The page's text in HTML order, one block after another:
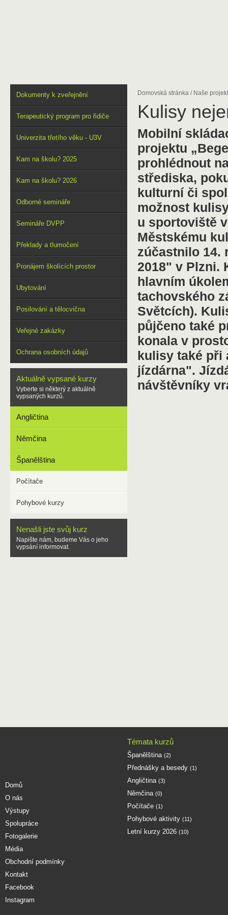
Dokumenty k zveřejnění
Terapeutický program pro řidiče
Univerzita třetího věku - U3V
Kam na školu? 2025
Kam na školu? 2026
Odborné semináře
Semináře DVPP
Překlady a tlumočení
Pronájem školících prostor
Ubytování
Posilování a tělocvična
Veřejné zakázky
Ochrana osobních údajů
Aktuálně vypsané kurzy
Vyberte si některý z aktuálně
vypsaných kurzů.
Angličtina
Němčina
Španělština
Počítače
Pohybové kurzy
Nenašli jste svůj kurz
Napište nám, budeme Vás o jeho
vypsání informovat.
Domovská stránka / Naše
Kulisy
Mobilní
projektu
prohlédnout
střediska,
kulturní či
možnost
u sportoviště
Městskému
zúčastnilo 14.
2018" v Plzni.
hlavním
tachovského
Světcích).
půjčeno také
konala v
kulisy také při
jízdárna".
návštěvníky
Domů
O nás
Výstupy
Spolupráce
Fotogalerie
Média
Obchodní podmínky
Kontakt
Facebook
Instagram
Témata kurzů
Španělština (2)
Přednášky a besedy (1)
Angličtina (3)
Němčina (0)
Počítače (1)
Pohybové aktivity (11)
Letní kurzy 2026 (10)